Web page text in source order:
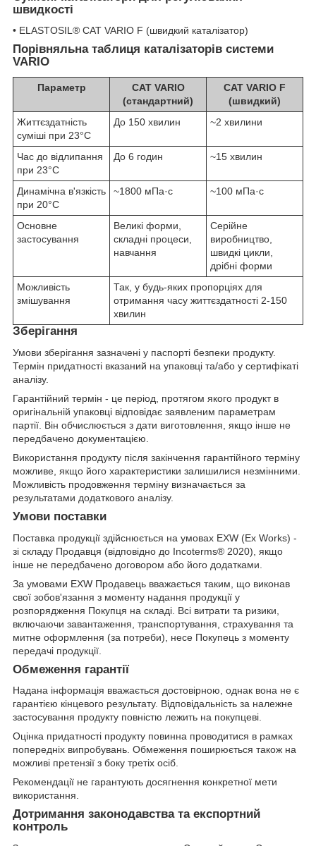
швидкості
• ELASTOSIL® CAT VARIO F (швидкий каталізатор)
Порівняльна таблиця каталізаторів системи
VARIO
Параметр
CAT VARIO
(стандартний)
CAT VARIO F
(швидкий)
Життєздатність
суміші при 23°C
До 150 хвилин ~2 хвилини
Час до відлипання
при 23°C
До 6 годин ~15 хвилин
Динамічна в'язкість
при 20°C
~1800 мПа·с ~100 мПа·с
Основне
застосування
Великі форми,
складні процеси,
навчання
Серійне
виробництво,
швидкі цикли,
дрібні форми
Можливість
змішування
Так, у будь-яких пропорціях для
отримання часу життєздатності 2-150
хвилин
Зберігання
Умови зберігання зазначені у паспорті безпеки продукту.
Термін придатності вказаний на упаковці та/або у сертифікаті
аналізу.
Гарантійний термін - це період, протягом якого продукт в
оригінальній упаковці відповідає заявленим параметрам
партії. Він обчислюється з дати виготовлення, якщо інше не
передбачено документацією.
Використання продукту після закінчення гарантійного терміну
можливе, якщо його характеристики залишилися незмінними.
Можливість продовження терміну визначається за
результатами додаткового аналізу.
Умови поставки
Поставка продукції здійснюється на умовах EXW (Ex Works) -
зі складу Продавця (відповідно до Incoterms® 2020), якщо
інше не передбачено договором або його додатками.
За умовами EXW Продавець вважається таким, що виконав
свої зобов'язання з моменту надання продукції у
розпорядження Покупця на складі. Всі витрати та ризики,
включаючи завантаження, транспортування, страхування та
митне оформлення (за потреби), несе Покупець з моменту
передачі продукції.
Обмеження гарантії
Надана інформація вважається достовірною, однак вона не є
гарантією кінцевого результату. Відповідальність за належне
застосування продукту повністю лежить на покупцеві.
Оцінка придатності продукту повинна проводитися в рамках
попередніх випробувань. Обмеження поширюється також на
можливі претензії з боку третіх осіб.
Рекомендації не гарантують досягнення конкретної мети
використання.
Дотримання законодавства та експортний
контроль